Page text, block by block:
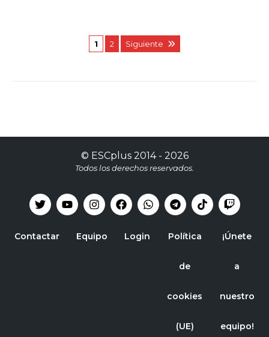
1 2 Siguiente
© ESCplus2014 - 2026
Todos los derechos reservados.
Contactar Equipo Login Política
de
cookies
(UE)
¡Únete
a
nuestro
equipo!